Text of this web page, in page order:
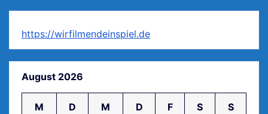
https://wirfilmendeinspiel.de
August 2026
M D M D F S S